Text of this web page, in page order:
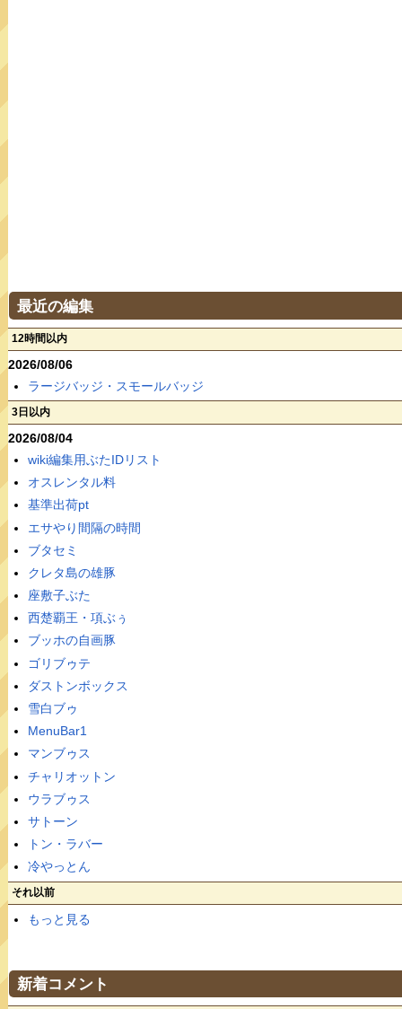
最近の編集
12時間以内
2026/08/06
ラージバッジ・スモールバッジ
3日以内
2026/08/04
wiki編集用ぶたIDリスト
オスレンタル料
基準出荷pt
エサやり間隔の時間
ブタセミ
クレタ島の雄豚
座敷子ぶた
西楚覇王・項ぶぅ
ブッホの自画豚
ゴリブゥテ
ダストンボックス
雪白ブゥ
MenuBar1
マンブゥス
チャリオットン
ウラブゥス
サトーン
トン・ラバー
冷やっとん
それ以前
もっと見る
新着コメント